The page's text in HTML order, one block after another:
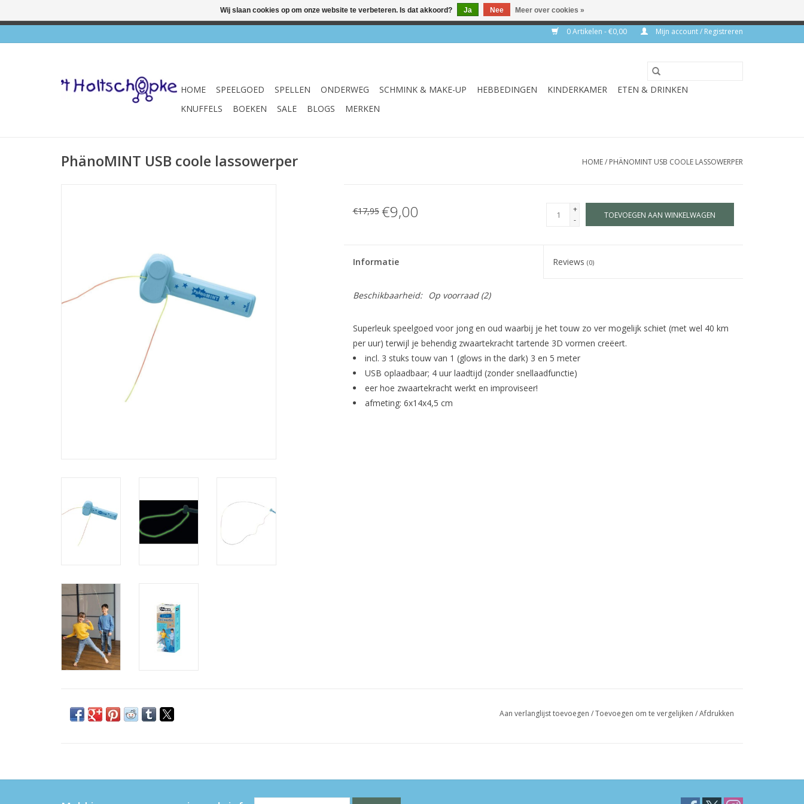
0 Artikelen - €0,00 Mijn account / Registreren
HOME SPEELGOED SPELLEN ONDERWEG SCHMINK & MAKE-UP HEBBEDINGEN KINDERKAMER
ETEN & DRINKEN
KNUFFELS
BOEKEN SALE BLOGS MERKEN
PhänoMINT USB coole lassowerper HOME/ PHÄNOMINT USB COOLE LASSOWERPER
€17,95 €9,00
+
-
TOEVOEGEN AAN WINKELWAGEN
Informatie Reviews(0)
Beschikbaarheid: Op voorraad(2)
Superleuk speelgoed voor jong en oud waarbij je het touw zo ver mogelijk schiet (met wel 40 km
per uur) terwijl je behendig zwaartekracht tartende 3D vormen creëert.
incl. 3 stuks touw van 1 (glows in the dark) 3 en 5 meter
USB oplaadbaar; 4 uur laadtijd (zonder snellaadfunctie)
eer hoe zwaartekracht werkt en improviseer!
afmeting: 6x14x4,5 cm
Aan verlanglijst toevoegen /Toevoegen om te vergelijken /Afdrukken
Wij slaan cookies op om onze website te verbeteren. Is dat akkoord? Ja Nee Meer over cookies »
✔ Winkel & webshop ✔ Gratis verzenden vanaf €75 ✔ Levertijd 1-3 werkdagen